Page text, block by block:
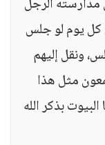
الرجل
كل يوم لو جلس
ونقل إليهم
مثل هذا
بذكر الله